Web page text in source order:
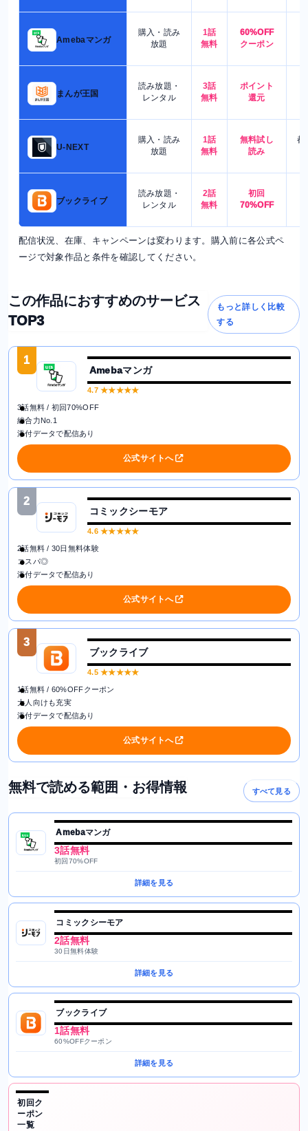
Amebaマンガ
購入・読み
放題
1話
無料
60%OFF
クーポン
まんが王国
読み放題・
レンタル
3話
無料
ポイント
還元
U-NEXT
購入・読み
放題
1話
無料
無料試し
読み
都
ブックライブ
読み放題・
レンタル
2話
無料
初回
70%OFF
配信状況、在庫、キャンペーンは変わります。購入前に各公式ペ
ージで対象作品と条件を確認してください。
この作品におすすめのサービス
TOP3
もっと詳しく比較
する
1
Amebaマンガ
4.7★★★★★
3話無料 / 初回70%OFF
総合力No.1
添付データで配信あり
公式サイトへ
2
コミックシーモア
4.6★★★★★
2話無料 / 30日無料体験
コスパ◎
添付データで配信あり
公式サイトへ
3
ブックライブ
4.5★★★★★
1話無料 / 60%OFFクーポン
大人向けも充実
添付データで配信あり
公式サイトへ
無料で読める範囲・お得情報 すべて見る
Amebaマンガ
3話無料
初回70%OFF
詳細を見る
コミックシーモア
2話無料
30日無料体験
詳細を見る
ブックライブ
1話無料
60%OFFクーポン
詳細を見る
初回ク
ーポン
一覧